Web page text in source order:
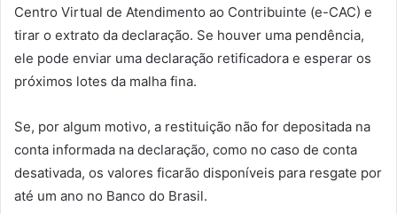
Centro Virtual de Atendimento ao Contribuinte (e-CAC) e
tirar o extrato da declaração. Se houver uma pendência,
ele pode enviar uma declaração retificadora e esperar os
próximos lotes da malha fina.
Se, por algum motivo, a restituição não for depositada na
conta informada na declaração, como no caso de conta
desativada, os valores ficarão disponíveis para resgate por
até um ano no Banco do Brasil.